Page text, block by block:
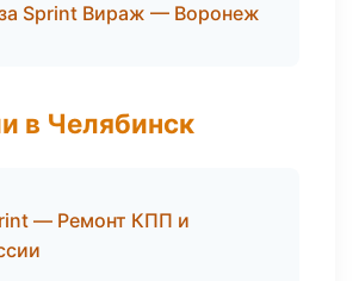
Sprint Вираж — Воронеж
в Челябинск
— Ремонт КПП и